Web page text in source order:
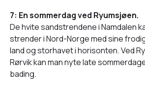
7: En sommerdag ved Ryumsjøen.
De hvite sandstrendene i Namdalen
strender i Nord-Norge med sine
land og storhavet i horisonten. Ved
Rørvik kan man nyte late
bading.